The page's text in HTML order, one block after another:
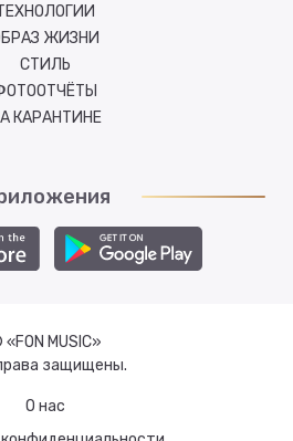
ЖИЗНИ
СТИЛЬ
КАРАНТИНЕ
MUSIC»
защищены.
О нас